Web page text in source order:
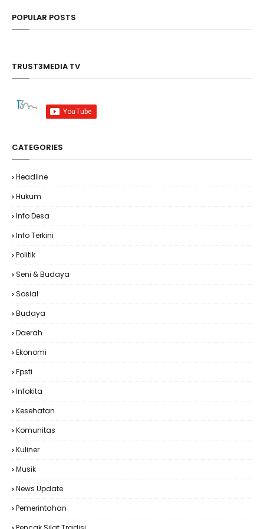
POPULAR POSTS
TRUST3MEDIA TV
CATEGORIES
Headline
Hukum
Info Desa
Info Terkini
Politik
Seni & Budaya
Sosial
Budaya
Daerah
Ekonomi
Fpsti
Infokita
Kesehatan
Komunitas
Kuliner
Musik
News Update
Pemerintahan